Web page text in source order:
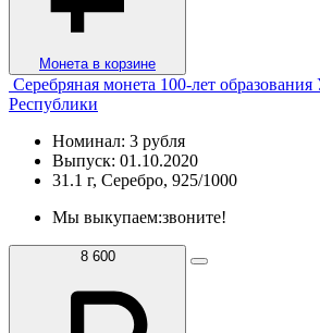
Монета в корзине
Серебряная монета 100-лет образования
Республики
Номинал: 3 рубля
Выпуск: 01.10.2020
31.1 г, Серебро, 925/1000
Мы выкупаем:звоните!
8 600